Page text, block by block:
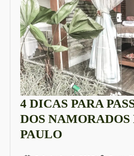
4 DICAS PARA
DOS NAMORADOS
PAULO4